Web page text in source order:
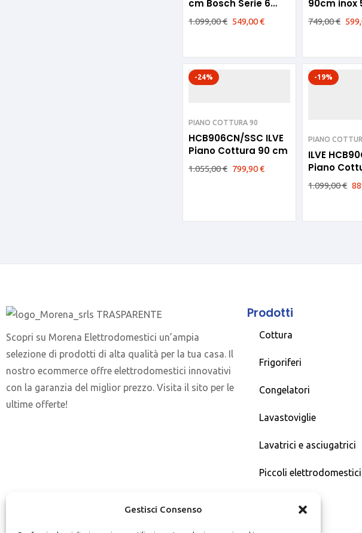
Gestisci Consenso
cm Bosch Serie 6
Vetro temperato
Nero
1.099,00€ 549,00€
90cm inox
ghisa
749,00€
-24%
PIANO COTTURA 90
HCB906CN/SSC ILVE
Piano Cottura 90 cm
1.055,00€ 799,90€
-19%
PIANO
ILVE
Piano
Acciaio
1.099,00€
Scopri su Morena Elettrodomestici un’ampia
selezione di prodotti di alta qualità per la tua casa. Il
nostro ecommerce offre elettrodomestici innovativi
con la garanzia del miglior prezzo. Visita il sito per le
ultime offerte!
Prodotti
Cottura
Frigoriferi
Congelatori
Lavastoviglie
Lavatrici e asciugatrici
Piccoli elettrodomestici